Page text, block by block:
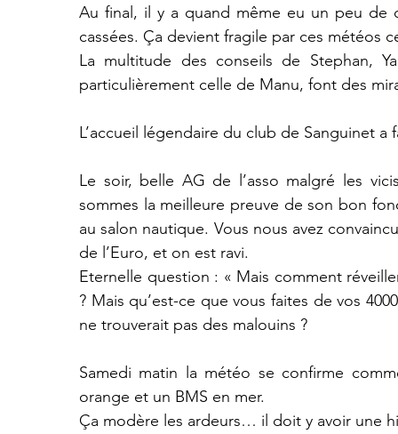
Au final, il y a quand même eu un peu de
cassées. Ça devient fragile par ces météos
La multitude des conseils de Stephan,
particulièrement celle de Manu, font des
L’accueil légendaire du club de Sanguinet
Le soir, belle AG de l’asso malgré les
sommes la meilleure preuve de son bon
au salon nautique. Vous nous avez
de l’Euro, et on est ravi.
Eternelle question : « Mais comment
? Mais qu’est-ce que vous faites de vos
ne trouverait pas des malouins ?
Samedi matin la météo se confirme
orange et un BMS en mer.
Ça modère les ardeurs… il doit y avoir une